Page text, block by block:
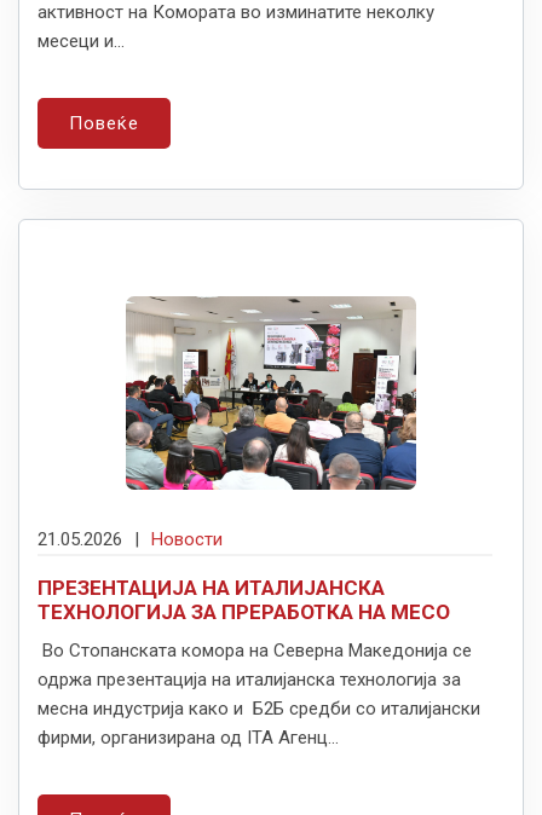
активност на Комората во изминатите неколку
месеци и...
Повеќе
21.05.2026 | Новости
ПРЕЗЕНТАЦИЈА НА ИТАЛИЈАНСКА
ТЕХНОЛОГИЈА ЗА ПРЕРАБОТКА НА МЕСО
Во Стопанската комора на Северна Македонија се
одржа презентација на италијанска технологија за
месна индустрија како и Б2Б средби со италијански
фирми, организирана од ITA Агенц...